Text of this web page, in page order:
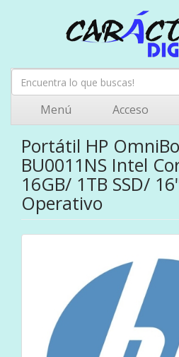
Menú Acceso
Portátil HP
BU0011NS Intel
16GB/ 1TB SSD/
Operativo